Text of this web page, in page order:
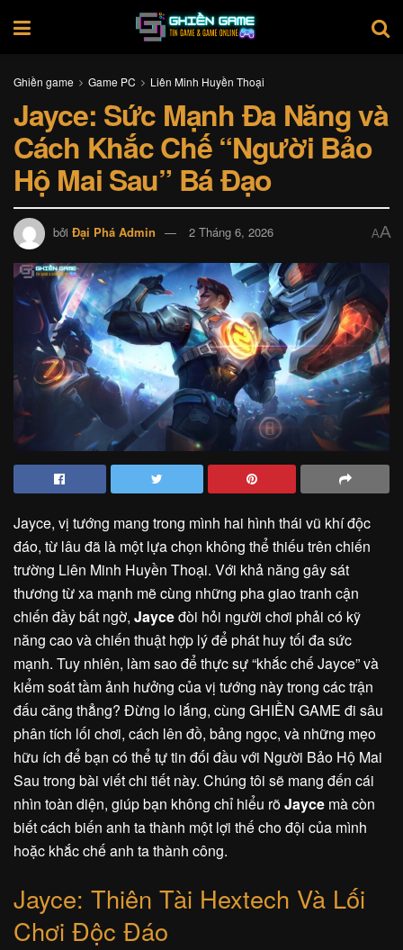
Ghiền game Game PC Liên Minh Huyền Thoại
Jayce: Sức Mạnh Đa Năng và
Cách Khắc Chế “Người Bảo
Hộ Mai Sau” Bá Đạo
bởi Đại Phá Admin 2 Tháng 6, 2026 AA
Jayce, vị tướng mang trong mình hai hình thái vũ khí độc
đáo, từ lâu đã là một lựa chọn không thể thiếu trên chiến
trường Liên Minh Huyền Thoại. Với khả năng gây sát
thương từ xa mạnh mẽ cùng những pha giao tranh cận
chiến đầy bất ngờ, Jayceđòi hỏi người chơi phải có kỹ
năng cao và chiến thuật hợp lý để phát huy tối đa sức
mạnh. Tuy nhiên, làm sao để thực sự “khắc chế Jayce” và
kiểm soát tầm ảnh hưởng của vị tướng này trong các trận
đấu căng thẳng? Đừng lo lắng, cùng GHIỀN GAME đi sâu
phân tích lối chơi, cách lên đồ, bảng ngọc, và những mẹo
hữu ích để bạn có thể tự tin đối đầu với Người Bảo Hộ Mai
Sau trong bài viết chi tiết này. Chúng tôi sẽ mang đến cái
nhìn toàn diện, giúp bạn không chỉ hiểu rõJayce mà còn
biết cách biến anh ta thành một lợi thế cho đội của mình
hoặc khắc chế anh ta thành công.
Jayce: Thiên Tài Hextech Và Lối
Chơi Độc Đáo